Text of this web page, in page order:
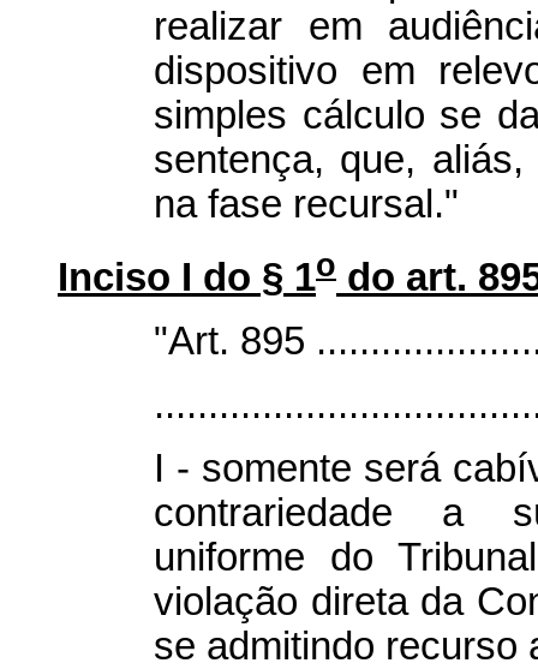
realizar em
dispositivo em
simples cálculo se
sentença, que,
na fase recursal."
Inciso I do § 1o do art.
"Art. 895
I - somente será
contrariedade a
uniforme do
violação direta da
se admitindo recurso